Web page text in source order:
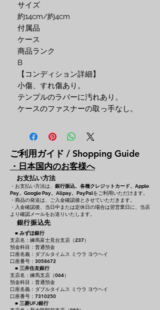
サイズ
約14cm/約4cm
付属品
ケース
商品ランク
B
【コンディション詳細】
小傷、すれ傷あり。
テンプルのラバーに汚れあり。
ケースのファスナーの取っ手なし。
ご利用ガイド / Shopping Guide
・日本国内のお客様へ
お支払い方法
・お支払い方法は、 銀行振込、各種クレジットカード、 Apple
Pay、Google Pay、Alipay、PayPalをご利用いただけます。
・商品の発送は、ご入金確認後とさせていただきます。
・入金確認後、当日中または定休日の場合は翌営業日に、当店
より確認メールをお送りいたします。
銀行振込先
■ みずほ銀行
支店名：練馬富士見台支店（237）
預金科目：普通預金
口座名義：ダブルタイムス ミウラ ヨウヘイ
口座番号：3058672
■ 三井住友銀行
支店名：練馬支店（064）
預金科目：普通預金
口座名義：ダブルタイムス ミウラ ヨウヘイ
口座番号：7310250
■ 三菱UFJ銀行